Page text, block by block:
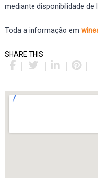
mediante disponibilidade de
Toda a informação em
SHARE THIS